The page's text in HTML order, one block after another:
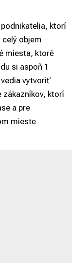
ktorí
celý objem
miesta, ktoré
si aspoň 1
vytvoriť
zákazníkov, ktorí
a pre
mieste